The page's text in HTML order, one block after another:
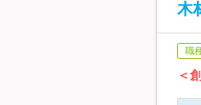
木
職
＜